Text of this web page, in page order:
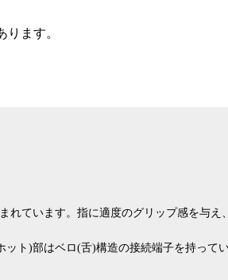
ます。
ています。指に適度のグリップ感を与え
ト)部はベロ(舌)構造の接続端子を持って